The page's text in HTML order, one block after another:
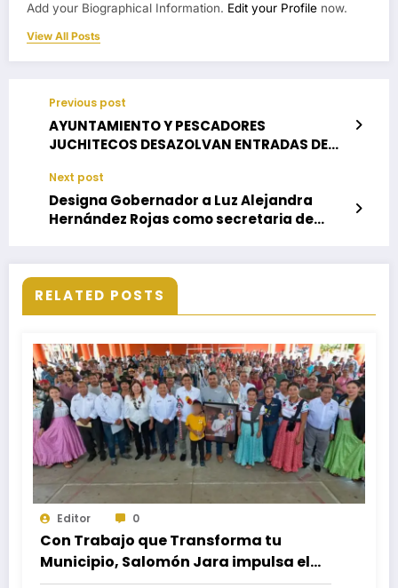
Add your Biographical Information. Edit your Profile now.
View All Posts
Previous post
AYUNTAMIENTO Y PESCADORES
JUCHITECOS DESAZOLVAN ENTRADAS DE
DE CAMARÓN
Next post
Designa Gobernador a Luz Alejandra
Hernández Rojas como secretaria de
RELATED POSTS
Editor 0
Con Trabajo que Transforma tu
Municipio, Salomón Jara impulsa el
desarrollo de Santiago Minas